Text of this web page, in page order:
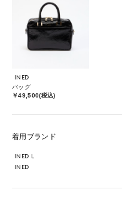
INED
バッグ
￥49,500(税込)
着用ブランド
INED L
INED